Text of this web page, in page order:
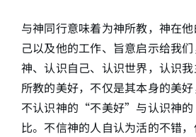
与神同行意味着为神所教，神在
己以及他的工作、旨意启示给我
神、认识自己、认识世界，认识
所教的美好，不仅是其本身的美
不认识神的“不美好”与认识神
比。不信神的人自认为活的不错